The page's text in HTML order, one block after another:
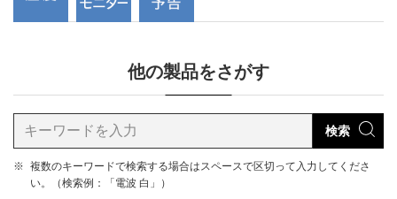
他の製品をさがす
検索
※ 複数のキーワードで検索する場合はスペースで区切って入力してくださ
い。（検索例：「電波 白」）